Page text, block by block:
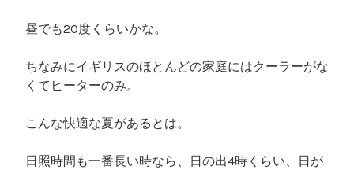
昼でも20度くらいかな。
ちなみにイギリスのほとんどの家庭にはクーラーがな
くてヒーターのみ。
こんな快適な夏があるとは。
日照時間も一番長い時なら、日の出4時くらい、日が